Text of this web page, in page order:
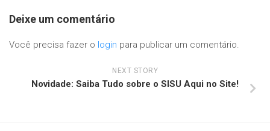
Deixe um comentário
Você precisa fazer o login para publicar um comentário.
NEXT STORY
Novidade: Saiba Tudo sobre o SISU Aqui no Site!